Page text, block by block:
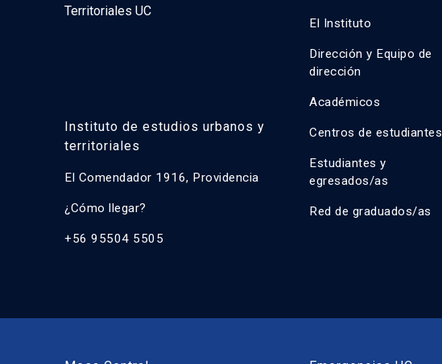
Instituto de estudios urbanos y
territoriales
El Comendador 1916, Providencia
¿Cómo llegar?
+56 95504 5505
El Instituto
Dirección y Equipo de
dirección
Académicos
Centros de estudiantes
Estudiantes y
egresados/as
Red de graduados/as